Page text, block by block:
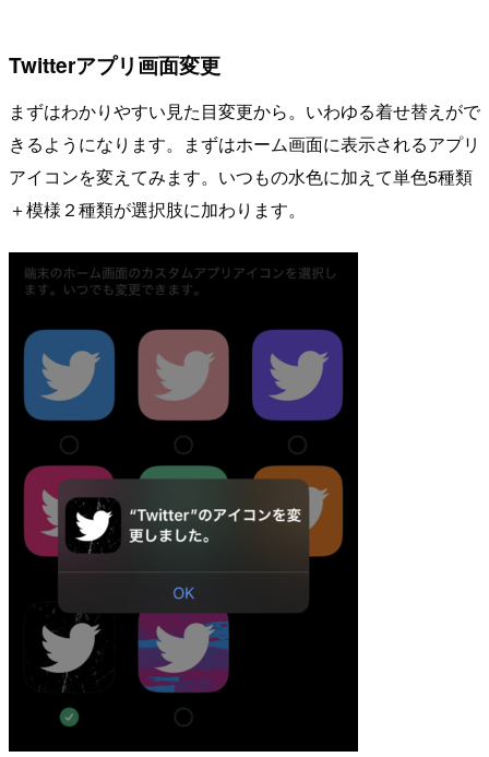
Twitterアプリ画面変更
まずはわかりやすい見た目変更から。いわゆる着せ替えがで
きるようになります。まずはホーム画面に表示されるアプリ
アイコンを変えてみます。いつもの水色に加えて単色5種類
＋模様２種類が選択肢に加わります。